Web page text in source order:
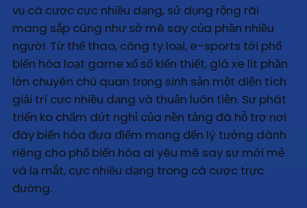
vụ cá cược cực nhiều dạng, sử dụng rộng rãi
mang sắp cũng như sở mê say của phần nhiều
người. Từ thể thao, công ty loại, e-sports tới phổ
biến hóa loạt game xổ số kiến thiết, giá xe lit phần
lớn chuyên chú quan trọng sinh sản một diện tích
giải trí cực nhiều dạng và thuận luôn tiện. Sự phát
triển ko chấm dứt nghỉ của nền tảng đã hỗ trợ nơi
đây biến hóa đưa điểm mang đến lý tưởng dành
riêng cho phổ biến hóa ai yêu mê say sự mới mẻ
và lạ mắt, cực nhiều dạng trong cá cược trực
đường.